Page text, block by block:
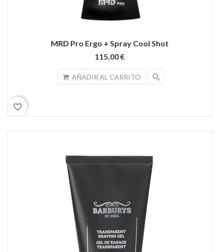
MRD Pro Ergo + Spray Cool Shot
115,00 €
AÑADIR AL CARRITO search
favorite_border